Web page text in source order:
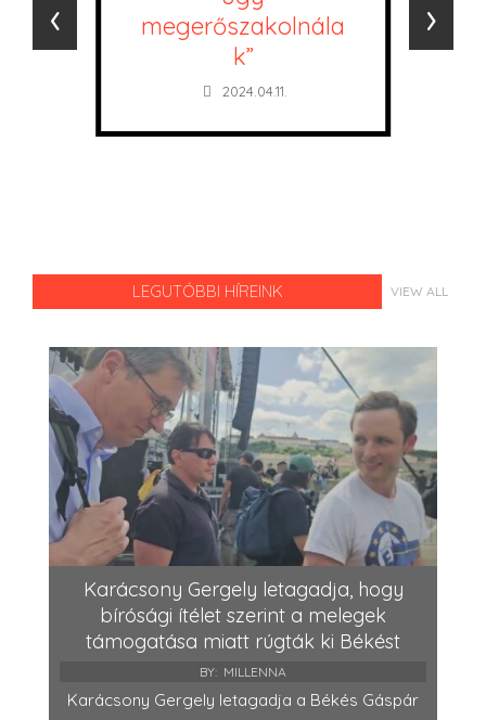
megerőszakolnála
k”
2024.04.11.
‹ ›
LEGUTÓBBI HÍREINK VIEW ALL
Karácsony Gergely letagadja, hogy
bírósági ítélet szerint a melegek
támogatása miatt rúgták ki Békést
BY: MILLENNA
Karácsony Gergely letagadja a Békés Gáspár